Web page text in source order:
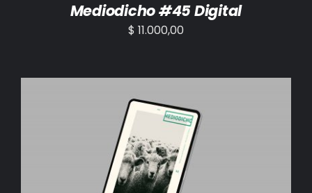
Mediodicho #45 Digital
$ 11.000,00
AÑADIR AL CARRITO /